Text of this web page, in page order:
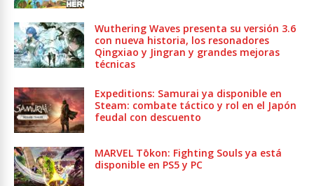
Wuthering Waves presenta su versión 3.6
con nueva historia, los resonadores
Qingxiao y Jingran y grandes mejoras
técnicas
Expeditions: Samurai ya disponible en
Steam: combate táctico y rol en el Japón
feudal con descuento
MARVEL Tōkon: Fighting Souls ya está
disponible en PS5 y PC